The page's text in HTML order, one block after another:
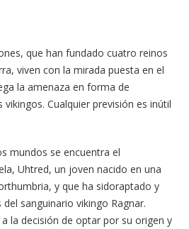
que han fundado cuatro reinos
viven con la mirada puesta en el
la amenaza en forma de
Cualquier previsión es inútil
mundos se encuentra el
Uhtred, un joven nacido en una
y que ha sidoraptado y
sanguinario vikingo Ragnar.
la decisión de optar por su origen y